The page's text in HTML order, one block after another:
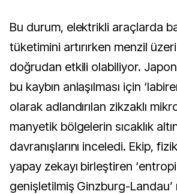
Bu durum, elektrikli araçlarda
tüketimini artırırken menzil
doğrudan etkili olabiliyor. Japon
bu kaybın anlaşılması için
olarak adlandırılan zikzaklı
manyetik bölgelerin sıcaklık
davranışlarını inceledi. Ekip,
yapay zekayı birleştiren
genişletilmiş Ginzburg-Landau’